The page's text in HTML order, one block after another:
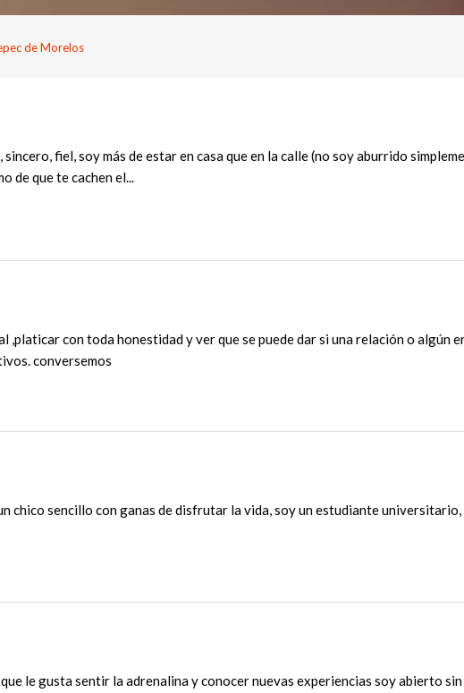
de Morelos
fiel, soy más de estar en casa que en la calle (no soy aburrido
de que te cachen el...
,platicar con toda honestidad y ver que se puede dar si una relación o algún
conversemos
chico sencillo con ganas de disfrutar la vida, soy un estudiante
le gusta sentir la adrenalina y conocer nuevas experiencias soy abierto